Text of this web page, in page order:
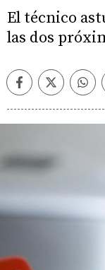
El técnico
las dos
FacebookTwitter